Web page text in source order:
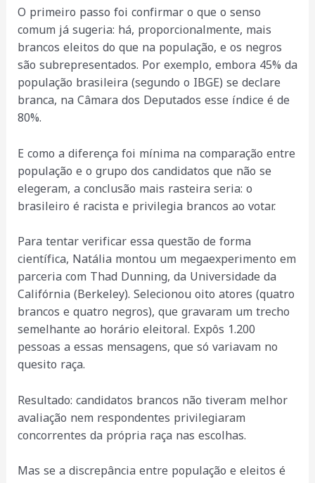
O primeiro passo foi confirmar o que o senso
comum já sugeria: há, proporcionalmente, mais
brancos eleitos do que na população, e os negros
são subrepresentados. Por exemplo, embora 45% da
população brasileira (segundo o IBGE) se declare
branca, na Câmara dos Deputados esse índice é de
80%.
E como a diferença foi mínima na comparação entre
população e o grupo dos candidatos que não se
elegeram, a conclusão mais rasteira seria: o
brasileiro é racista e privilegia brancos ao votar.
Para tentar verificar essa questão de forma
científica, Natália montou um megaexperimento em
parceria com Thad Dunning, da Universidade da
Califórnia (Berkeley). Selecionou oito atores (quatro
brancos e quatro negros), que gravaram um trecho
semelhante ao horário eleitoral. Expôs 1.200
pessoas a essas mensagens, que só variavam no
quesito raça.
Resultado: candidatos brancos não tiveram melhor
avaliação nem respondentes privilegiaram
concorrentes da própria raça nas escolhas.
Mas se a discrepância entre população e eleitos é